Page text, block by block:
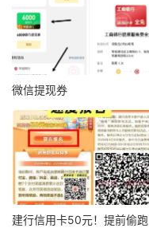
微信提现券
建行信用卡50元！提前偷跑